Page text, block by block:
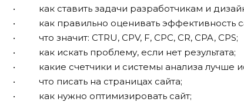
• как ставить задачи разработчикам и
• как правильно оценивать эффективность
• что значит: CTRU, CPV, F, CPC, CR, CPA, CPS;
• как искать проблему, если нет результата;
• какие счетчики и системы анализа лучше
• что писать на страницах сайта;
• как нужно оптимизировать сайт;